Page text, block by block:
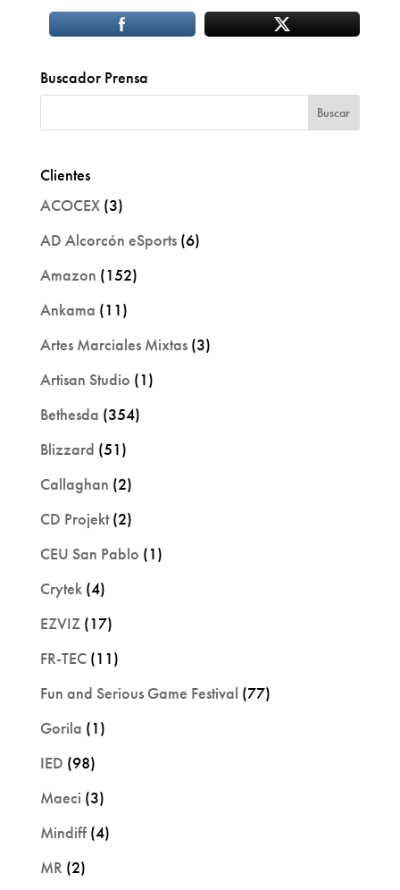
Buscador Prensa
Clientes
ACOCEX(3)
AD Alcorcón eSports(6)
Amazon (152)
Ankama (11)
Artes Marciales Mixtas(3)
Artisan Studio (1)
Bethesda (354)
Blizzard (51)
Callaghan (2)
CD Projekt(2)
CEU San Pablo (1)
Crytek(4)
EZVIZ(17)
FR-TEC(11)
Fun and Serious Game Festival (77)
Gorila (1)
IED (98)
Maeci (3)
Mindiff(4)
MR (2)